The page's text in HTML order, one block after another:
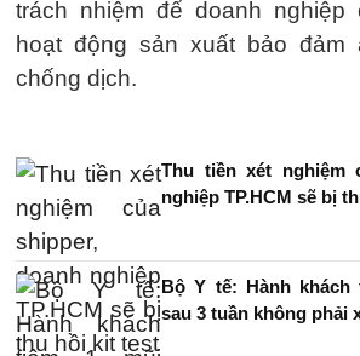
trách nhiệm để doanh nghiệp
hoạt động sản xuất bảo đảm
chống dịch.
Thu tiền xét nghiệm
nghiệp TP.HCM sẽ bị
Bộ Y tế: Hành khách
sau 3 tuần không phải